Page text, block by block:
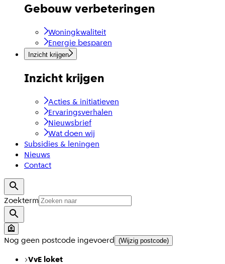
Gebouw verbeteringen
Woningkwaliteit
Energie besparen
Inzicht krijgen
Inzicht krijgen
Acties & initiatieven
Ervaringsverhalen
Nieuwsbrief
Wat doen wij
Subsidies & leningen
Nieuws
Contact
Zoekterm
Nog geen postcode ingevoerd (Wijzig postcode)
VvE loket